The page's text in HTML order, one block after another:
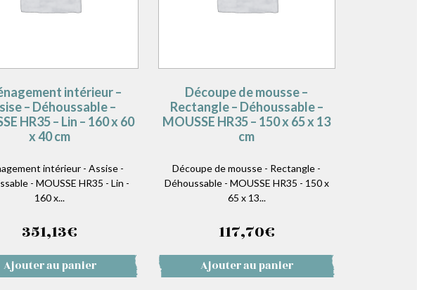
intérieur –
– Déhoussable –
HR35 – Lin – 160 x 60
x 40 cm
intérieur - Assise -
- MOUSSE HR35 - Lin -
160 x...
351,13€
Ajouter au panier
Découpe de mousse –
Rectangle – Déhoussable –
MOUSSE HR35 – 150 x 65 x 13
cm
Découpe de mousse - Rectangle -
Déhoussable - MOUSSE HR35 - 150 x
65 x 13...
117,70€
Ajouter au panier